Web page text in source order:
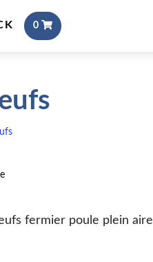
0
fermier poule plein aire